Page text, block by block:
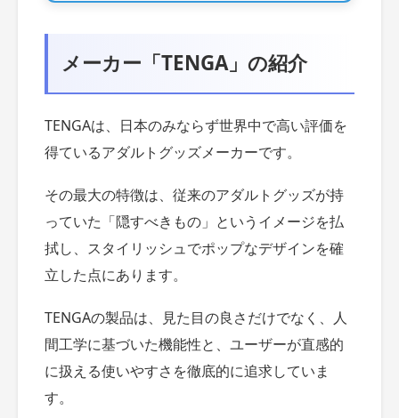
メーカー「TENGA」の紹介
TENGAは、日本のみならず世界中で高い評価を
得ているアダルトグッズメーカーです。
その最大の特徴は、従来のアダルトグッズが持
っていた「隠すべきもの」というイメージを払
拭し、スタイリッシュでポップなデザインを確
立した点にあります。
TENGAの製品は、見た目の良さだけでなく、人
間工学に基づいた機能性と、ユーザーが直感的
に扱える使いやすさを徹底的に追求していま
す。